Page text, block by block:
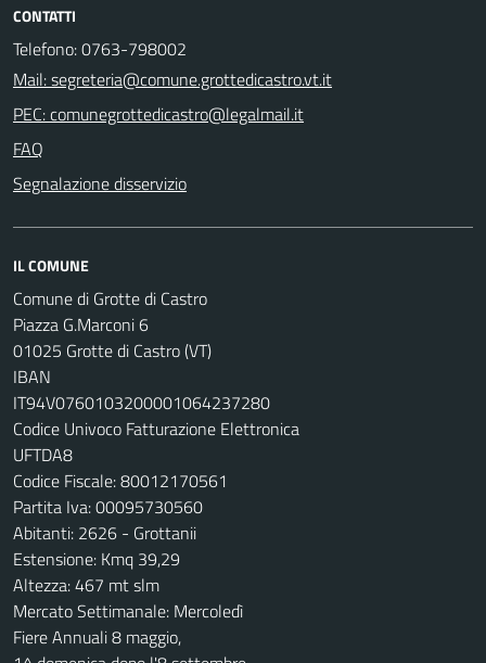
CONTATTI
Telefono: 0763-798002
Mail: segreteria@comune.grottedicastro.vt.it
PEC: comunegrottedicastro@legalmail.it
FAQ
Segnalazione disservizio
IL COMUNE
Comune di Grotte di Castro
Piazza G.Marconi 6
01025 Grotte di Castro (VT)
IBAN
IT94V0760103200001064237280
Codice Univoco Fatturazione Elettronica
UFTDA8
Codice Fiscale: 80012170561
Partita Iva: 00095730560
Abitanti: 2626 - Grottanii
Estensione: Kmq 39,29
Altezza: 467 mt slm
Mercato Settimanale: Mercoledì
Fiere Annuali 8 maggio,